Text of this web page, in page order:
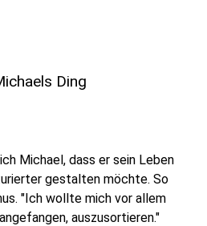
Ding
Michael, dass er sein Leben
gestalten möchte. So
"Ich wollte mich vor allem
auszusortieren."